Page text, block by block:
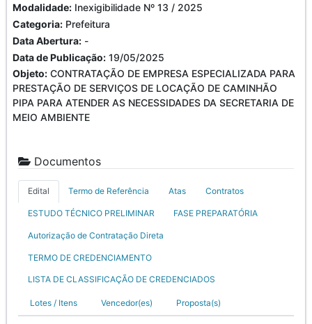
Modalidade: Inexigibilidade Nº 13 / 2025
Categoria: Prefeitura
Data Abertura: -
Data de Publicação: 19/05/2025
Objeto: CONTRATAÇÃO DE EMPRESA ESPECIALIZADA PARA
PRESTAÇÃO DE SERVIÇOS DE LOCAÇÃO DE CAMINHÃO
PIPA PARA ATENDER AS NECESSIDADES DA SECRETARIA DE
MEIO AMBIENTE
Documentos
Edital Termo de Referência Atas Contratos
ESTUDO TÉCNICO PRELIMINAR FASE PREPARATÓRIA
Autorização de Contratação Direta
TERMO DE CREDENCIAMENTO
LISTA DE CLASSIFICAÇÃO DE CREDENCIADOS
Lotes / Itens Vencedor(es) Proposta(s)